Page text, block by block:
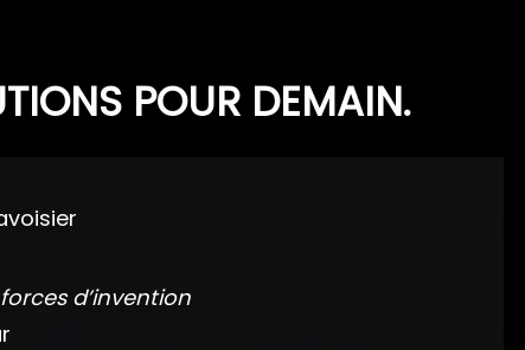
POUR DEMAIN.
d’invention